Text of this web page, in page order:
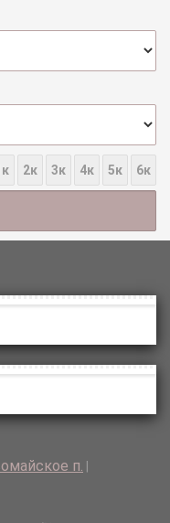
2к 3к 4к 5к 6к
п.